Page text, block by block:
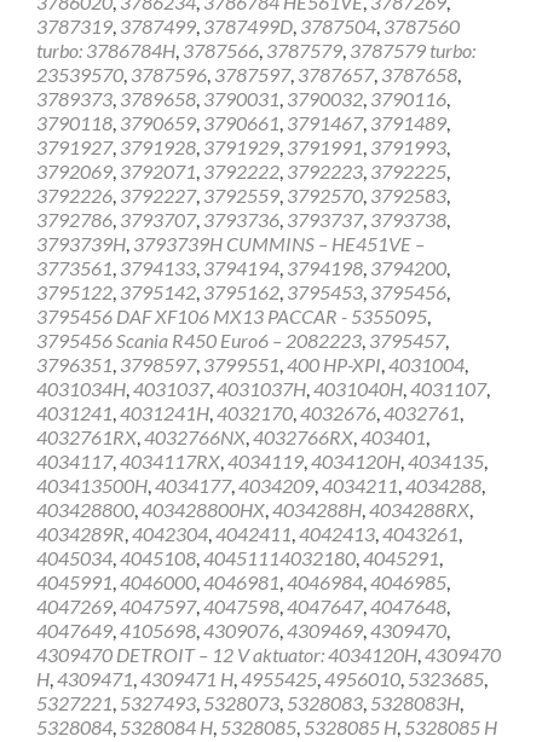
3787319, 3787499, 3787499D, 3787504, 3787560
turbo: 3786784H, 3787566, 3787579, 3787579 turbo:
23539570, 3787596, 3787597, 3787657, 3787658,
3789373, 3789658, 3790031, 3790032, 3790116,
3790118, 3790659, 3790661, 3791467, 3791489,
3791927, 3791928, 3791929, 3791991, 3791993,
3792069, 3792071, 3792222, 3792223, 3792225,
3792226, 3792227, 3792559, 3792570, 3792583,
3792786, 3793707, 3793736, 3793737, 3793738,
3793739H, 3793739H CUMMINS – HE451VE –
3773561, 3794133, 3794194, 3794198, 3794200,
3795122, 3795142, 3795162, 3795453, 3795456,
3795456 DAF XF106 MX13 PACCAR - 5355095,
3795456 Scania R450 Euro6 – 2082223, 3795457,
3796351, 3798597, 3799551,400 HP-XPI,4031004,
4031034H,4031037,4031037H,4031040H,4031107,
4031241,4031241H,4032170,4032676,4032761,
4032761RX,4032766NX,4032766RX,403401,
4034117,4034117RX,4034119,4034120H,4034135,
403413500H,4034177,4034209,4034211,4034288,
403428800,403428800HX,4034288H,4034288RX,
4034289R,4042304,4042411,4042413,4043261,
4045034,4045108,40451114032180,4045291,
4045991,4046000,4046981,4046984,4046985,
4047269,4047597,4047598,4047647,4047648,
4047649,4105698,4309076,4309469,4309470,
4309470 DETROIT – 12 V aktuator: 4034120H,4309470
H,4309471,4309471 H,4955425,4956010, 5323685,
5327221, 5327493, 5328073, 5328083, 5328083H,
5328084, 5328084 H, 5328085, 5328085 H, 5328085 H